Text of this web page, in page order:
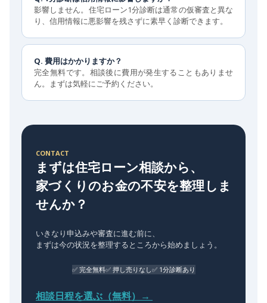
影響しません。住宅ローン1分診断は通常の仮審査と異な
り、信用情報に悪影響を残さずに素早く診断できます。
Q. 費用はかかりますか？
完全無料です。相談後に費用が発生することもありませ
ん。まずは気軽にご予約ください。
CONTACT
まずは住宅ローン相談から、
家づくりのお金の不安を整理しま
せんか？
いきなり申込みや審査に進む前に、
まずは今の状況を整理するところから始めましょう。
✅ 完全無料✅ 押し売りなし✅ 1分診断あり
相談日程を選ぶ（無料）→